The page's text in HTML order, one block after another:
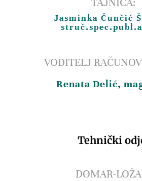
TAJNICA:
Jasminka Čunčić
VODITELJ
Renata Delić,
Tehnički
DOMAR-